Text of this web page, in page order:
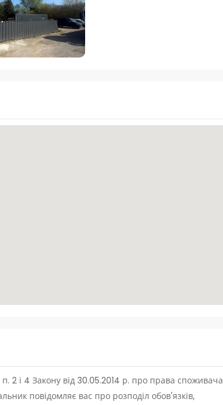
2 і 4 Закону від 30.05.2014 р. про права споживача
повідомляє вас про розподіл обов'язків,